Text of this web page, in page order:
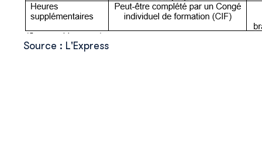
Source : L'Express